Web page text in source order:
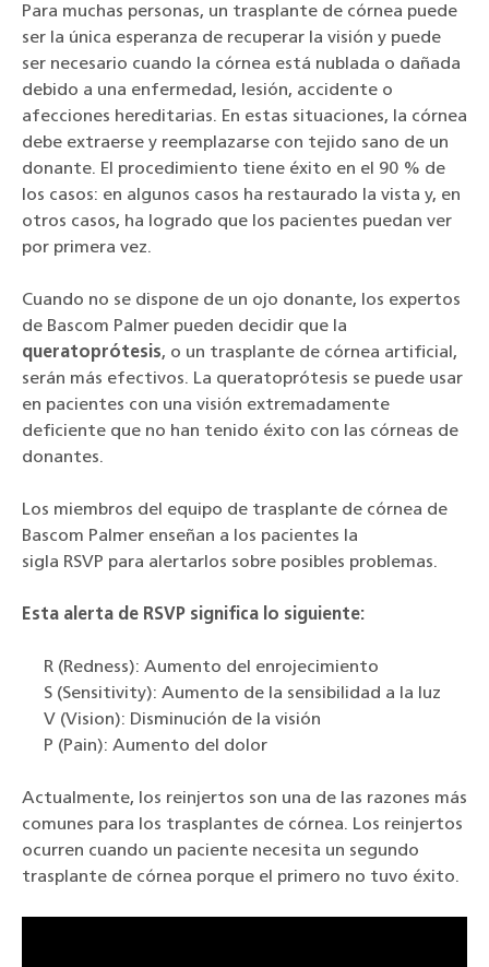
Para muchas personas, un trasplante de córnea puede
ser la única esperanza de recuperar la visión y puede
ser necesario cuando la córnea está nublada o dañada
debido a una enfermedad, lesión, accidente o
afecciones hereditarias. En estas situaciones, la córnea
debe extraerse y reemplazarse con tejido sano de un
donante. El procedimiento tiene éxito en el 90 % de
los casos: en algunos casos ha restaurado la vista y, en
otros casos, ha logrado que los pacientes puedan ver
por primera vez.
Cuando no se dispone de un ojo donante, los expertos
de Bascom Palmer pueden decidir que la
queratoprótesis, o un trasplante de córnea artificial,
serán más efectivos. La queratoprótesis se puede usar
en pacientes con una visión extremadamente
deficiente que no han tenido éxito con las córneas de
donantes.
Los miembros del equipo de trasplante de córnea de
Bascom Palmer enseñan a los pacientes la
sigla RSVP para alertarlos sobre posibles problemas.
Esta alerta de RSVP significa lo siguiente:
R (Redness): Aumento del enrojecimiento
S (Sensitivity): Aumento de la sensibilidad a la luz
V (Vision): Disminución de la visión
P (Pain): Aumento del dolor
Actualmente, los reinjertos son una de las razones más
comunes para los trasplantes de córnea. Los reinjertos
ocurren cuando un paciente necesita un segundo
trasplante de córnea porque el primero no tuvo éxito.